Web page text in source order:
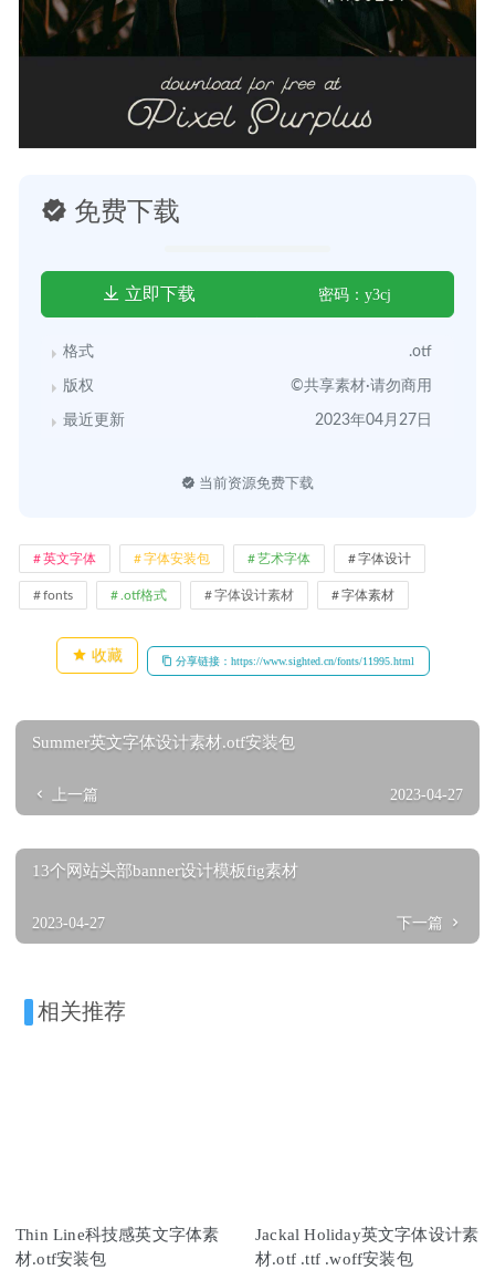
免费下载
立即下载 密码：y3cj
格式 .otf
版权 ©共享素材·请勿商用
最近更新 2023年04月27日
当前资源免费下载
英文字体 字体安装包 艺术字体 字体设计
fonts .otf格式 字体设计素材 字体素材
收藏 分享链接：https://www.sighted.cn/fonts/11995.html
Summer英文字体设计素材.otf安装包
上一篇 2023-04-27
13个网站头部banner设计模板fig素材
2023-04-27 下一篇
相关推荐
Thin Line科技感英文字体素
材.otf安装包
Jackal Holiday英文字体设计素
材.otf .ttf .woff安装包